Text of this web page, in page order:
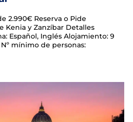
2.990€ Reserva o Pide
Kenia y Zanzíbar Detalles
Español, Inglés Alojamiento: 9
mínimo de personas: